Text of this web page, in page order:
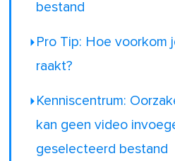
bestand
Pro Tip: Hoe voorkom
raakt?
Kenniscentrum:
kan geen video
geselecteerd bestand